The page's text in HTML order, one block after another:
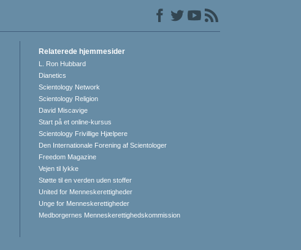
Relaterede hjemmesider
L. Ron Hubbard
Dianetics
Scientology Network
Scientology Religion
David Miscavige
Start på et online-kursus
Scientology Frivillige Hjælpere
Den Internationale Forening af Scientologer
Freedom Magazine
Vejen til lykke
Støtte til en verden uden stoffer
United for Menneskerettigheder
Unge for Menneskerettigheder
Medborgernes Menneskerettigheds­kommission